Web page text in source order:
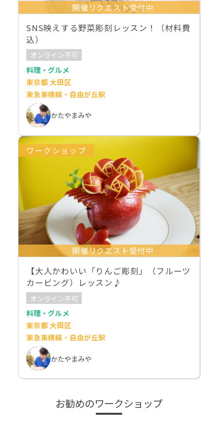
開催リクエスト受付中
SNS映えする野菜彫刻レッスン！（材料費
込）
オンライン不可
料理・グルメ
東京都 大田区
東急東横線・自由が丘駅
かたやまみや
ワークショップ
開催リクエスト受付中
【大人かわいい「りんご彫刻」（フルーツ
カービング）レッスン♪
オンライン不可
料理・グルメ
東京都 大田区
東急東横線・自由が丘駅
かたやまみや
お勧めのワークショップ